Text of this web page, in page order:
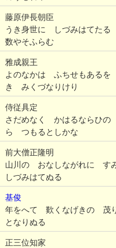
藤原伊長朝臣
うき身世に しづみはてたる
数やそふらむ
雅成親王
よのなかは ふちせもあるを
き みくづなりけり
侍従具定
さだめなく かはるならひ
ら つもるとしかな
前大僧正隆明
山川の おなしながれに す
しづみはてぬる
基俊
年をへて 歎くなげきの 茂
となりぬる
正三位知家